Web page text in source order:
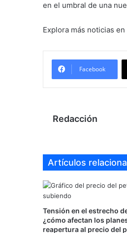
en el umbral de una
Explora más noticias
Facebook
Redacción
Artículos
Tensión en el estrecho
¿cómo afectan los
reapertura al precio del